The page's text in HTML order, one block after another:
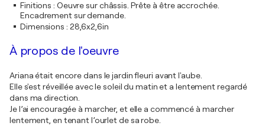
Finitions : Oeuvre sur châssis. Prête à être accrochée.
Encadrement sur demande.
Dimensions : 28,6x2,6in
À propos de l'oeuvre
Ariana était encore dans le jardin fleuri avant l'aube.
Elle s'est réveillée avec le soleil du matin et a lentement regardé
dans ma direction.
Je l’ai encouragée à marcher, et elle a commencé à marcher
lentement, en tenant l’ourlet de sa robe.